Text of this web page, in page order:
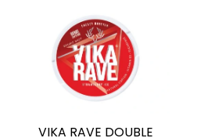
VIKA RAVE DOUBLE